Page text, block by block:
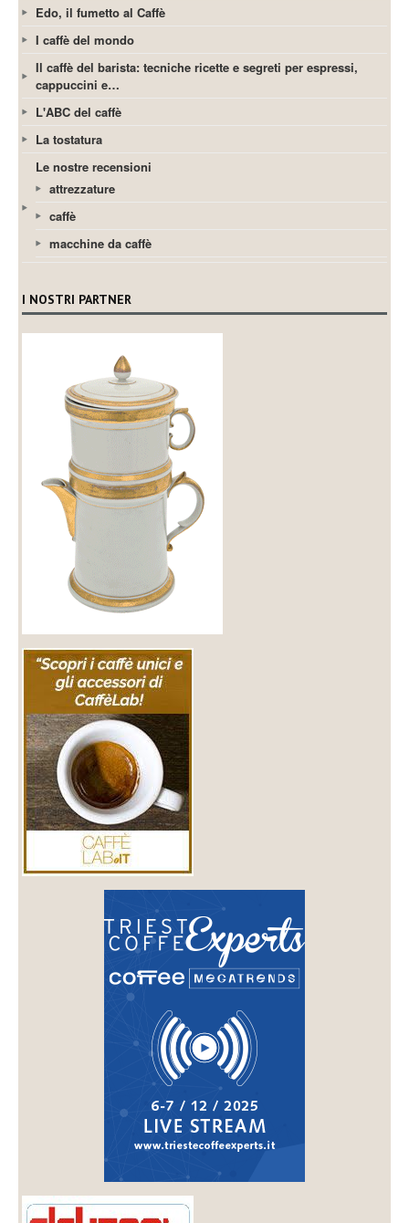
Edo, il fumetto al Caffè
I caffè del mondo
Il caffè del barista: tecniche ricette e segreti per espressi,
cappuccini e…
L'ABC del caffè
La tostatura
Le nostre recensioni
attrezzature
caffè
macchine da caffè
I NOSTRI PARTNER